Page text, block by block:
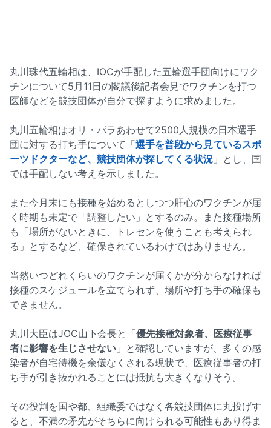
丸川珠代五輪相は、IOCが手配した五輪選手団向けにワク
チンについて5月11日の閣議後記者会見でワクチンを打つ
医師などを競技団体が自分で探すように求めました。
丸川五輪相はオリ・パラあわせて2500人規模の日本選手
団に対する打ち手について「選手を普段から見ているスポ
ーツドクターなど、競技団体が探してくる状況 」とし、国
では手配しない考えを示しました。
また今月末にも接種を始めるとしつつ肝心のワクチンが届
く時期も未定で「調整したい」とするのみ。また接種場所
も「場所がないときに、トレセンを使うことも考えられ
る」とするなど、確保されているわけではありません。
当然いつどれくらいのワクチンが届くかが分からなければ
接種のスケジュールを立てられず、場所や打ち手の確保も
できません。
丸川大臣はJOC山下会長と「優先接種対象者、医療従事
者に影響を生じさせない 」と確認していますが、多くの感
染者が自宅待機を余儀なくされる現状で、医療従事者の打
ち手が引き抜かれることには抵抗も大きくなりそう。
その役割を国や都、組織委ではなく各競技団体に丸投げす
ると、不満の矛先がそちらに向けられる可能性もあり得ま